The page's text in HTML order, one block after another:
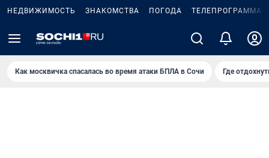
НЕДВИЖИМОСТЬ ЗНАКОМСТВА ПОГОДА ТЕЛЕПРОГРАММА
Как москвичка спасалась во время атаки БПЛА в Сочи Где